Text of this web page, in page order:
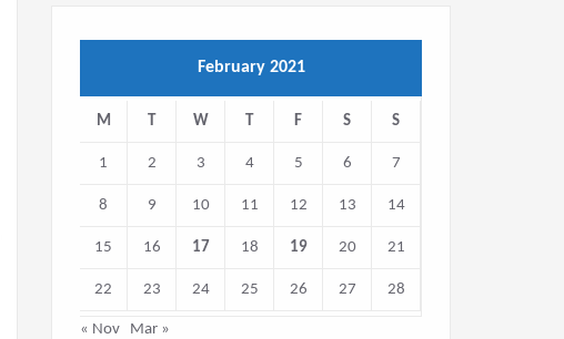
February 2021
M T W T F S S
1 2 3 4 5 6 7
8 9 10 11 12 13 14
15 16 17 18 19 20 21
22 23 24 25 26 27 28
« Nov Mar »